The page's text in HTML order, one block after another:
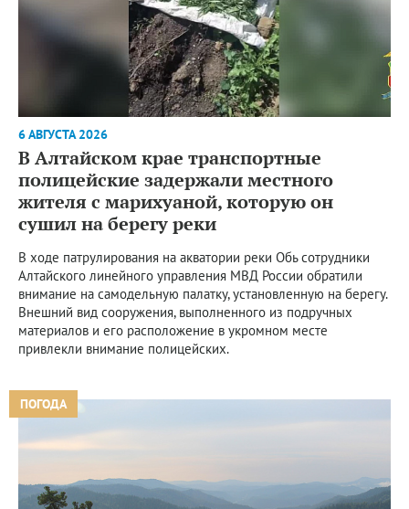
6 АВГУСТА 2026
В Алтайском крае транспортные
полицейские задержали местного
жителя с марихуаной, которую он
сушил на берегу реки
В ходе патрулирования на акватории реки Обь сотрудники
Алтайского линейного управления МВД России обратили
внимание на самодельную палатку, установленную на берегу.
Внешний вид сооружения, выполненного из подручных
материалов и его расположение в укромном месте
привлекли внимание полицейских.
ПОГОДА